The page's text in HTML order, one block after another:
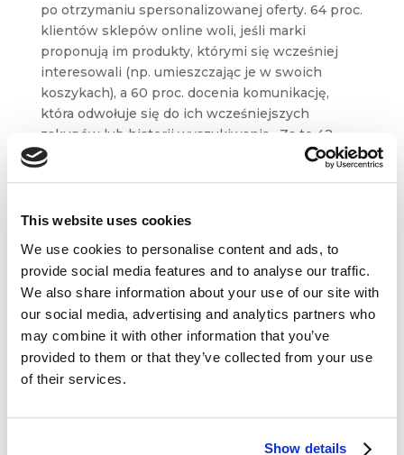
This website uses cookies
We use cookies to personalise content and ads, to
provide social media features and to analyse our traffic.
We also share information about your use of our site with
our social media, advertising and analytics partners who
may combine it with other information that you’ve
provided to them or that they’ve collected from your use
of their services.
Show details
po otrzymaniu spersonalizowanej oferty. 64 proc.
klientów sklepów online woli, jeśli marki
proponują im produkty, którymi się wcześniej
interesowali (np. umieszczając je w swoich
koszykach), a 60 proc. docenia komunikację,
która odwołuje się do ich wcześniejszych
zakupów lub historii wyszukiwania. Za to 42
proc. rezygnuje z zakupu… jeśli nie może
Trudno powiedzieć, czy przepaść, jaka dzieli
mistrzów personalizacji i ich nieudolnych
naśladowców będzie się kurczyć czy raczej
pogłębiać. Nie ulega jednak wątpliwości –
co nie jest dobrą wiadomością dla tych drugich –